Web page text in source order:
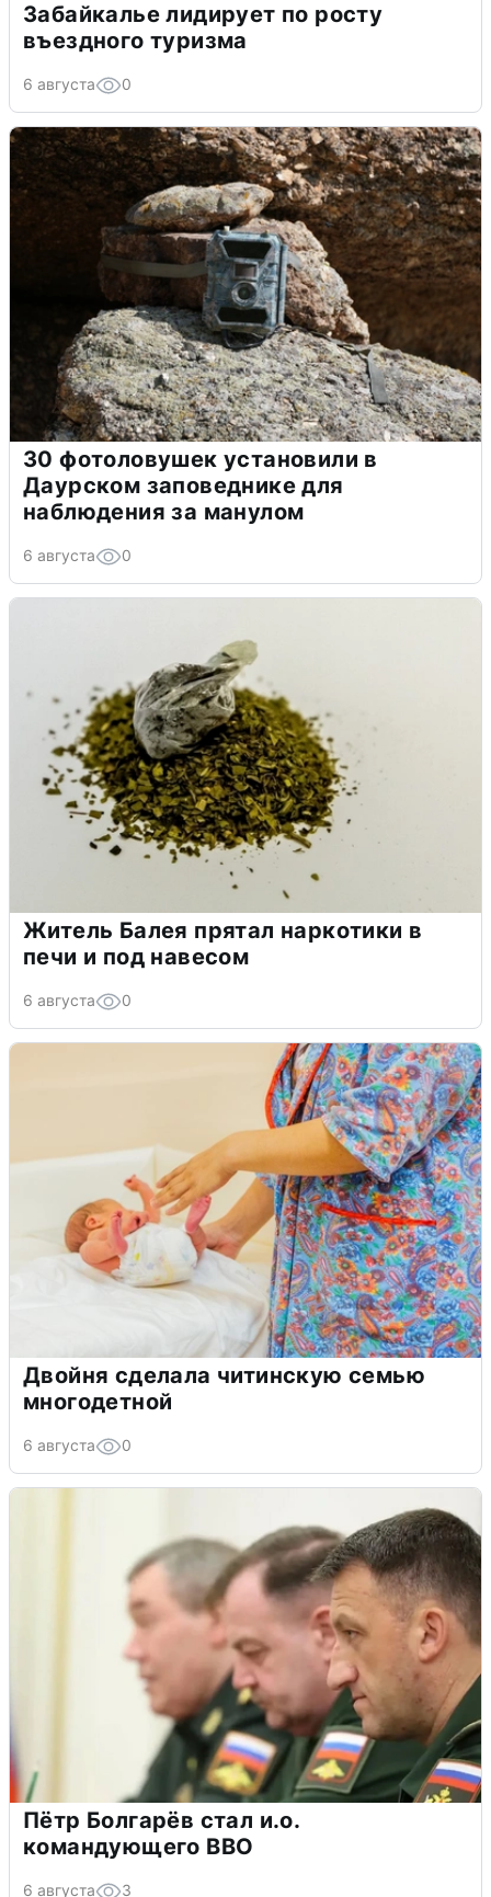
Забайкалье лидирует по росту
въездного туризма
6 августа 0
30 фотоловушек установили в
Даурском заповеднике для
наблюдения за манулом
6 августа 0
Житель Балея прятал наркотики в
печи и под навесом
6 августа 0
Двойня сделала читинскую семью
многодетной
6 августа 0
Пётр Болгарёв стал и.о.
командующего ВВО
6 августа 3